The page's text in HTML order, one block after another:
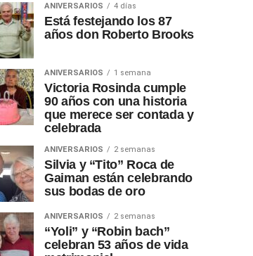
ANIVERSARIOS 4 días
Está festejando los 87
años don Roberto Brooks
ANIVERSARIOS 1 semana
Victoria Rosinda cumple
90 años con una historia
que merece ser contada y
celebrada
ANIVERSARIOS 2 semanas
Silvia y “Tito” Roca de
Gaiman están celebrando
sus bodas de oro
ANIVERSARIOS 2 semanas
“Yoli” y “Robin bach”
celebran 53 años de vida